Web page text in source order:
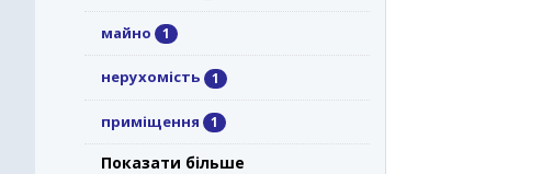
майно 1
нерухомість 1
приміщення 1
Показати більше